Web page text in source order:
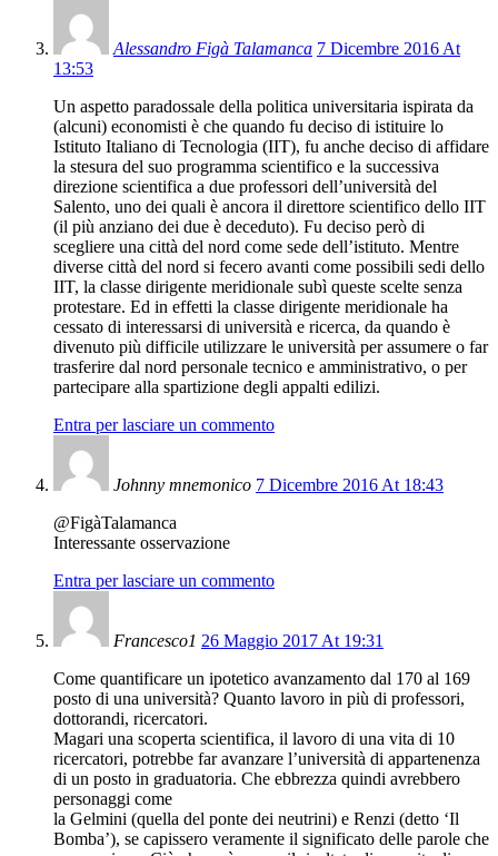
Alessandro Figà Talamanca 7 Dicembre 2016 At
13:53
Un aspetto paradossale della politica universitaria ispirata da
(alcuni) economisti è che quando fu deciso di istituire lo
Istituto Italiano di Tecnologia (IIT), fu anche deciso di affidare
la stesura del suo programma scientifico e la successiva
direzione scientifica a due professori dell’università del
Salento, uno dei quali è ancora il direttore scientifico dello IIT
(il più anziano dei due è deceduto). Fu deciso però di
scegliere una città del nord come sede dell’istituto. Mentre
diverse città del nord si fecero avanti come possibili sedi dello
IIT, la classe dirigente meridionale subì queste scelte senza
protestare. Ed in effetti la classe dirigente meridionale ha
cessato di interessarsi di università e ricerca, da quando è
divenuto più difficile utilizzare le università per assumere o far
trasferire dal nord personale tecnico e amministrativo, o per
partecipare alla spartizione degli appalti edilizi.
Entra per lasciare un commento
Johnny mnemonico 7 Dicembre 2016 At 18:43
@FigàTalamanca
Interessante osservazione
Entra per lasciare un commento
Francesco1 26 Maggio 2017 At 19:31
Come quantificare un ipotetico avanzamento dal 170 al 169
posto di una università? Quanto lavoro in più di professori,
dottorandi, ricercatori.
Magari una scoperta scientifica, il lavoro di una vita di 10
ricercatori, potrebbe far avanzare l’università di appartenenza
di un posto in graduatoria. Che ebbrezza quindi avrebbero
personaggi come
la Gelmini (quella del ponte dei neutrini) e Renzi (detto ‘Il
Bomba’), se capissero veramente il significato delle parole che